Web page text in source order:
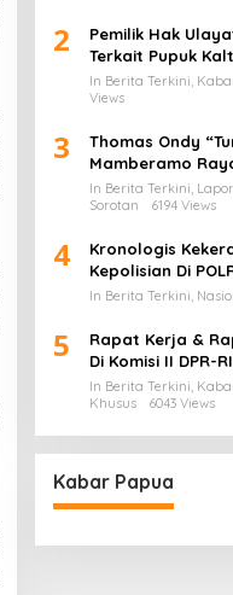
2
Pemilik Hak
Terkait Pupuk
In Berita Terkini,
Views
3
Thomas Ondy
Mamberamo
In Berita Terkini,
Sorotan
6194 Views
4
Kronologis
Kepolisian Di
In Berita Terkini,
5
Rapat Kerja &
Di Komisi II DPR-
Barat Tunjukkan
Terhadap
In Berita Terkini,
Khusus
6043 Views
Kabar Papua